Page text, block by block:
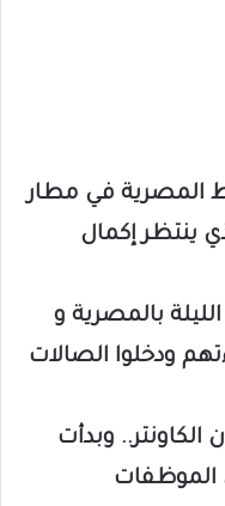
المصرية في مطار
ينتظر إكمال
بالمصرية و
ودخلوا الصالات
وبدأت
الموظفات